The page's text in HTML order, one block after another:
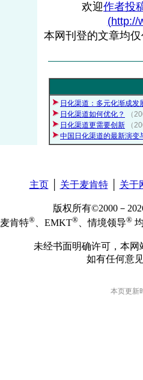
欢迎作者投
(http://
本网刊登的文章均
日化渠道：多元化渐成发
日化渠道如何优化？
（
日化渠道更需要创新
（
中国日化渠道的最新演变
主页│ 关于麦肯特│ 关于
版权所有©2000－
麦肯特® 、EMKT® 、情境领导®
未经书面明确许可，本
如有任何意
本页更新